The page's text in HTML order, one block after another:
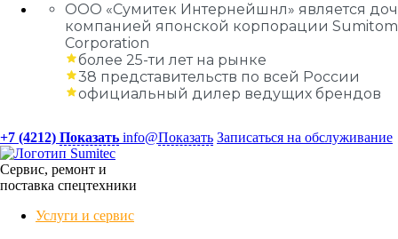
ООО «Сумитек Интернейшнл» является
компанией японской корпорации
Corporation
более 25-ти лет на рынке
38 представительств по всей России
официальный дилер ведущих брендов
+7 (4212) Показать info@Показать Записаться на обслуживание
Сервис, ремонт и
поставка спецтехники
Услуги и сервис